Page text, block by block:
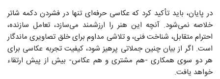
در پایان، باید تأکید کرد که عکاسی حرفه‌ای تنها در فشردن دکمه شاتر
خلاصه نمی‌شود. آنچه این هنر را ارزشمند می‌سازد، تعامل سازنده،
احترام متقابل، شناخت فنی، و تلاشی مداوم برای خلق تصاویری ماندگار
است. اگر از بیان چنین جملاتی پرهیز شود، کیفیت تجربه عکاسی برای
هر دو سوی همکاری -هم مشتری و هم عکاس- بیش از پیش ارتقاء
خواهد یافت.